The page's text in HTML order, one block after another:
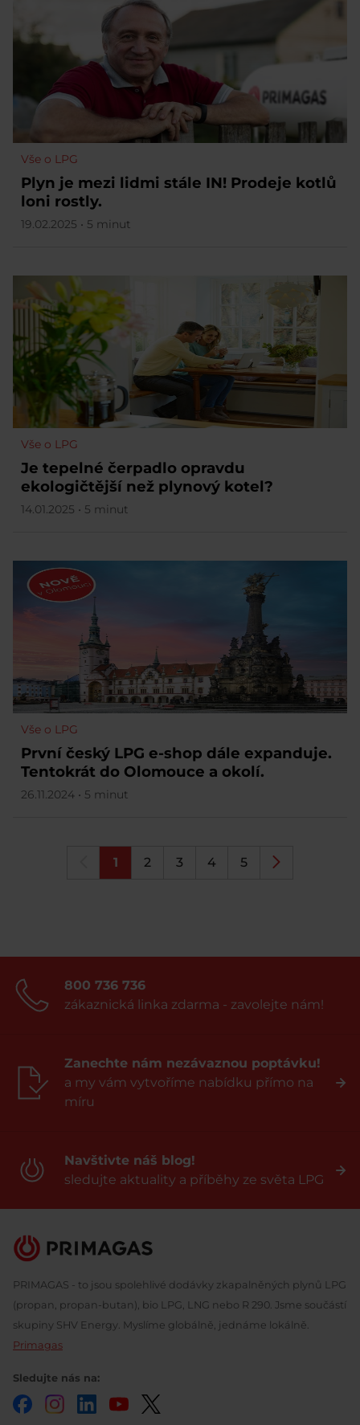
Vše o LPG
Plyn je mezi lidmi stále IN! Prodeje kotlů
loni rostly.
19.02.2025 • 5 minut
Vše o LPG
Je tepelné čerpadlo opravdu
ekologičtější než plynový kotel?
14.01.2025 • 5 minut
Vše o LPG
První český LPG e-shop dále expanduje.
Tentokrát do Olomouce a okolí.
26.11.2024 • 5 minut
1 2 3 4 5
800 736 736
zákaznická linka zdarma - zavolejte nám!
Zanechte nám nezávaznou poptávku!
a my vám vytvoříme nabídku přímo na
míru
Navštivte náš blog!
sledujte aktuality a příběhy ze světa LPG
PRIMAGAS - to jsou spolehlivé dodávky zkapalněných plynů LPG
(propan, propan-butan), bio LPG, LNG nebo R 290. Jsme součástí
skupiny SHV Energy. Myslíme globálně, jednáme lokálně.
Primagas
Sledujte nás na:
FacebookInstagramLinkedInYouTube